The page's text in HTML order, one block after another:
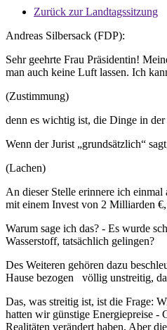
Zurück zur Landtagssitzung
Andreas Silbersack (FDP):
Sehr geehrte Frau Präsidentin!
man auch keine Luft lassen. Ich
(Zustimmung)
denn es wichtig ist, die Dinge in
Wenn der Jurist „grundsätzlich“
(Lachen)
An dieser Stelle erinnere ich
mit einem Invest von 2 Milliarden €,
Warum sage ich das? - Es wurde
Wasserstoff, tatsächlich gelingen?
Des Weiteren gehören dazu
Hause bezogen völlig unstreitig,
Das, was streitig ist, ist die Frage:
hatten wir günstige Energiepreise -
Realitäten verändert haben. Aber